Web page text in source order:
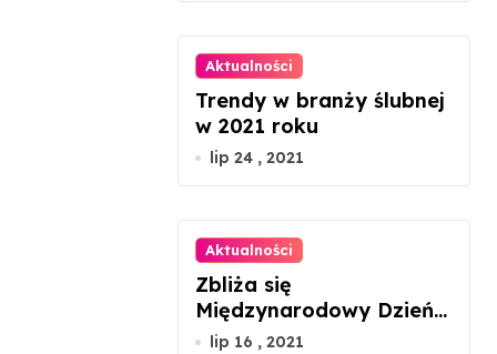
Aktualności
Trendy w branży ślubnej
w 2021 roku
lip 24 , 2021
Aktualności
Zbliża się
Międzynarodowy Dzień
Szachów
lip 16 , 2021